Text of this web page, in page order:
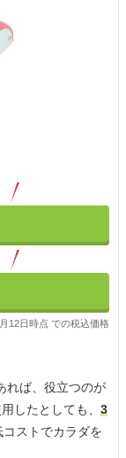
12日時点 での税込価格
れば、役立つのが
したとしても、 3
コストでカラダを